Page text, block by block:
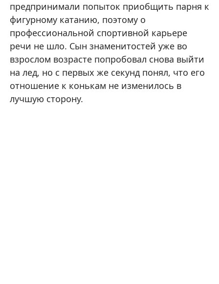
предпринимали попыток приобщить парня к
фигурному катанию, поэтому о
профессиональной спортивной карьере
речи не шло. Сын знаменитостей уже во
взрослом возрасте попробовал снова выйти
на лед, но с первых же секунд понял, что его
отношение к конькам не изменилось в
лучшую сторону.